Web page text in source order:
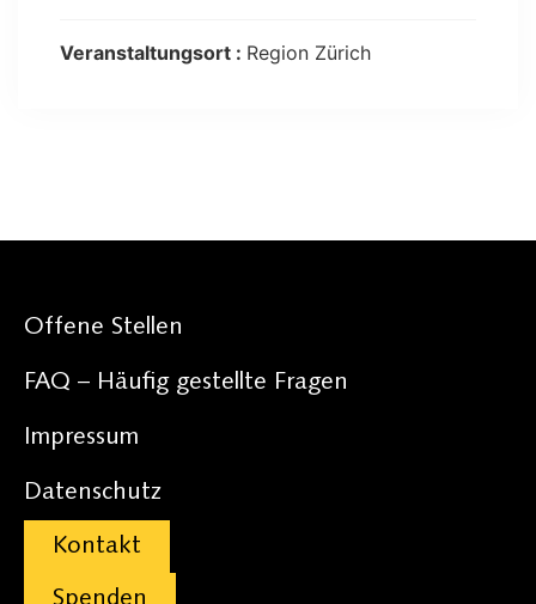
Veranstaltungsort : Region Zürich
Offene Stellen
FAQ – Häufig gestellte Fragen
Impressum
Datenschutz
Kontakt
Spenden